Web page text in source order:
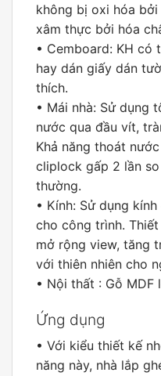
không bị oxi hóa
xâm thực bởi hóa
• Cemboard: KH có
hay dán giấy dán
thích.
• Mái nhà: Sử dụng
nước qua đầu vít,
Khả năng thoát
cliplock gấp 2 lần
thường.
• Kính: Sử dụng
cho công trình.
mở rộng view, tăng
với thiên nhiên cho
• Nội thất : Gỗ MDF
Ứng dụng
• Với kiểu thiết kế
năng này, nhà lắp